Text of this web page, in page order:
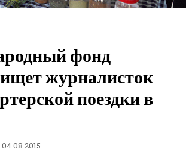
фонд
журналисток
поездки в
04.08.2015